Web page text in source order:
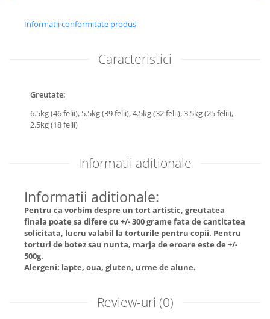
Informatii conformitate produs
Caracteristici
Greutate:
6.5kg (46 felii), 5.5kg (39 felii),4.5kg (32 felii),3.5kg (25 felii),
2.5kg (18 felii)
Informatii aditionale
Informatii aditionale:
Pentru ca vorbim despre un tort artistic, greutatea
finala poate sa difere cu +/- 300 grame fata de cantitatea
solicitata, lucru valabil la torturile pentru copii. Pentru
torturi de botez sau nunta, marja de eroare este de +/-
500g.
Alergeni: lapte, oua, gluten, urme de alune.
Review-uri (0)